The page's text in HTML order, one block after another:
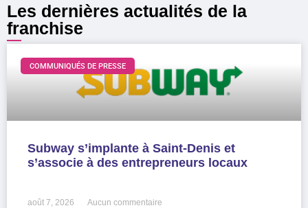
Les dernières actualités de la
franchise
COMMUNIQUÉS DE PRESSE
Subway s’implante à Saint-Denis et
s’associe à des entrepreneurs locaux
août 7, 2026 Aucun commentaire